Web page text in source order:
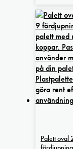
väljas
på
Palett oval